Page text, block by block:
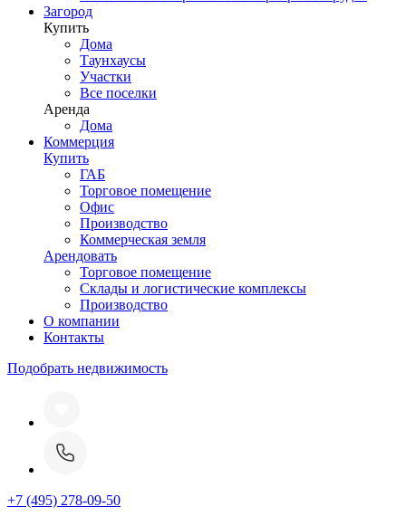
Загород
Купить
Дома
Таунхаусы
Участки
Все поселки
Аренда
Дома
Коммерция
Купить
ГАБ
Торговое помещение
Офис
Производство
Коммерческая земля
Арендовать
Торговое помещение
Склады и логистические комплексы
Производство
О компании
Контакты
Подобрать недвижимость
+7 (495) 278-09-50